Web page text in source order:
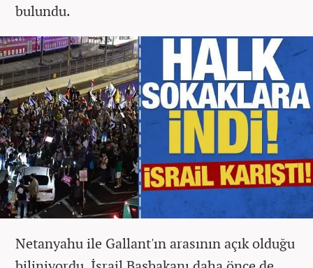
bulundu.
Netanyahu ile Gallant'ın arasının açık olduğu